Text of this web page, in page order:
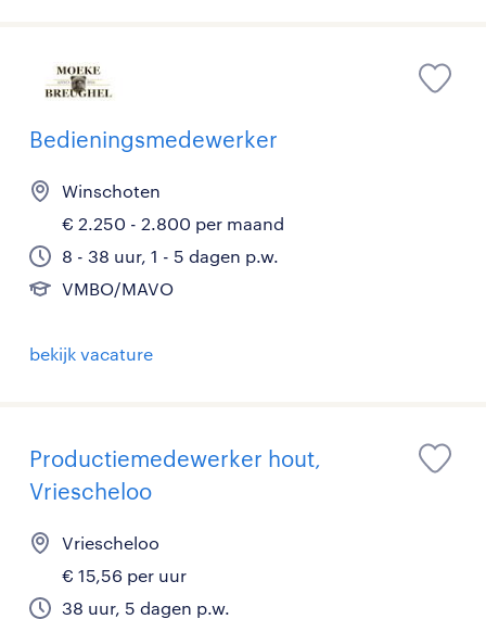
Bedieningsmedewerker
Winschoten
€ 2.250 - 2.800 per maand
8 - 38 uur, 1 - 5 dagen p.w.
VMBO/MAVO
bekijk vacature
Productiemedewerker hout,
Vriescheloo
Vriescheloo
€ 15,56 per uur
38 uur, 5 dagen p.w.